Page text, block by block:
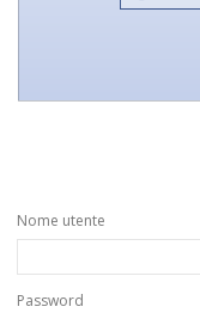
Nome utente
Password